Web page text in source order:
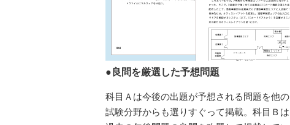
●良問を厳選した予想問題
科目Ａは今後の出題が予想される問題を他の
試験分野からも選りすぐって掲載。科目Ｂは